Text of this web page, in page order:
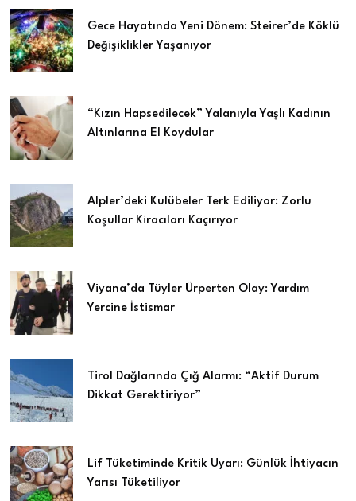
Gece Hayatında Yeni Dönem: Steirer’de Köklü
Değişiklikler Yaşanıyor
“Kızın Hapsedilecek” Yalanıyla Yaşlı Kadının
Altınlarına El Koydular
Alpler’deki Kulübeler Terk Ediliyor: Zorlu
Koşullar Kiracıları Kaçırıyor
Viyana’da Tüyler Ürperten Olay: Yardım
Yercine İstismar
Tirol Dağlarında Çığ Alarmı: “Aktif Durum
Dikkat Gerektiriyor”
Lif Tüketiminde Kritik Uyarı: Günlük İhtiyacın
Yarısı Tüketiliyor